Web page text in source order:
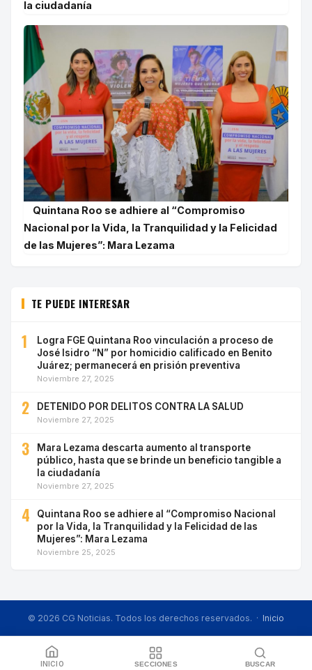
la ciudadanía
Quintana Roo se adhiere al “Compromiso
Nacional por la Vida, la Tranquilidad y la Felicidad
de las Mujeres”: Mara Lezama
TE PUEDE INTERESAR
1
Logra FGE Quintana Roo vinculación a proceso de
José Isidro “N” por homicidio calificado en Benito
Juárez; permanecerá en prisión preventiva
Noviembre 27, 2025
2 DETENIDO POR DELITOS CONTRA LA SALUD
Noviembre 27, 2025
3
Mara Lezama descarta aumento al transporte
público, hasta que se brinde un beneficio tangible a
la ciudadanía
Noviembre 27, 2025
4
Quintana Roo se adhiere al “Compromiso Nacional
por la Vida, la Tranquilidad y la Felicidad de las
Mujeres”: Mara Lezama
Noviembre 25, 2025
© 2026 CG Noticias. Todos los derechos reservados. · Inicio
INICIO SECCIONES BUSCAR